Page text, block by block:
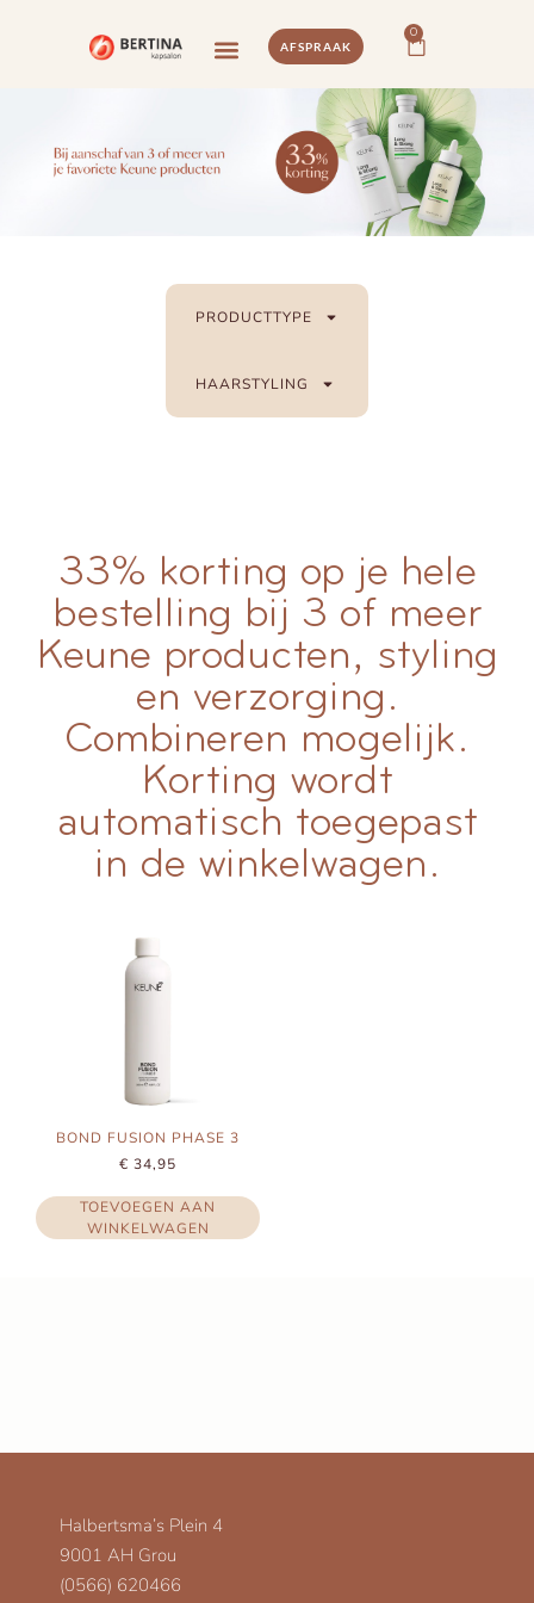
AFSPRAAK
0
PRODUCTTYPE
HAARSTYLING
33% korting op je hele
bestelling bij 3 of meer
Keune producten, styling
en verzorging.
Combineren mogelijk.
Korting wordt
automatisch toegepast
in de winkelwagen.
BOND FUSION PHASE 3
€ 34,95
TOEVOEGEN AAN
WINKELWAGEN
Halbertsma’s Plein 4
9001 AH Grou
(0566) 620466